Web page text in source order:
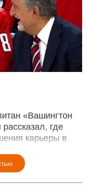
«Вашингтон
где
карьеры в